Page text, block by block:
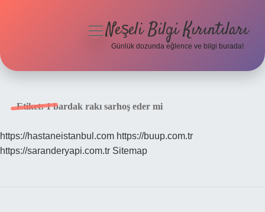
Hakkımızda
menüyüNeşeli Bilgi Kırıntıları
Günlük dozunda eğlence ve bilgi burada!
Etiket:1 bardak rakı sarhoş eder mi
https://hastaneistanbul.com https://buup.com.tr
https://saranderyapi.com.tr Sitemap